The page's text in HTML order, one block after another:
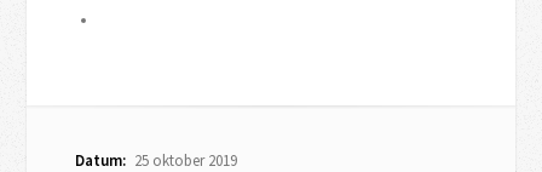
Datum: 25 oktober 2019